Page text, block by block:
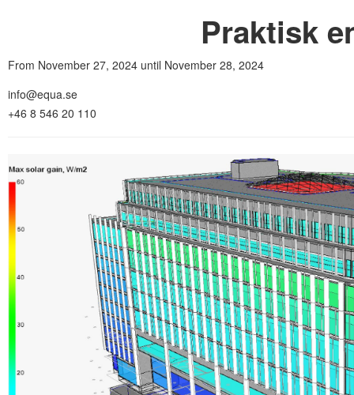
Praktisk
From November 27, 2024 until November 28, 2024
info@equa.se
+46 8 546 20 110